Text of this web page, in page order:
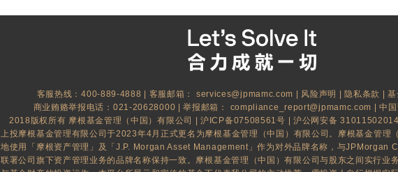
客服热线：400-889-4888 | 客服邮箱： services@jpmamc.com 风险声明 隐私条款 |基
商业贿赂举报电话：021-20628000 | 举报邮箱： compliance_report@jpmamc.com
| 中
2018版权所有 摩根基金管理（中国）有限公司 |沪ICP备07508561号 沪公网安备
上投摩根基金管理有限公司于2023年4月正式更名为摩根基金管理（中国）有限公司。摩根基金管理
地使用「摩根资产管理」及「J.P. Morgan Asset Management」作为对外品牌名称，与JPMorgan
联署公司旗下资产管理业务的品牌名称保持一致。摩根基金管理（中国）有限公司与股东之间实行业